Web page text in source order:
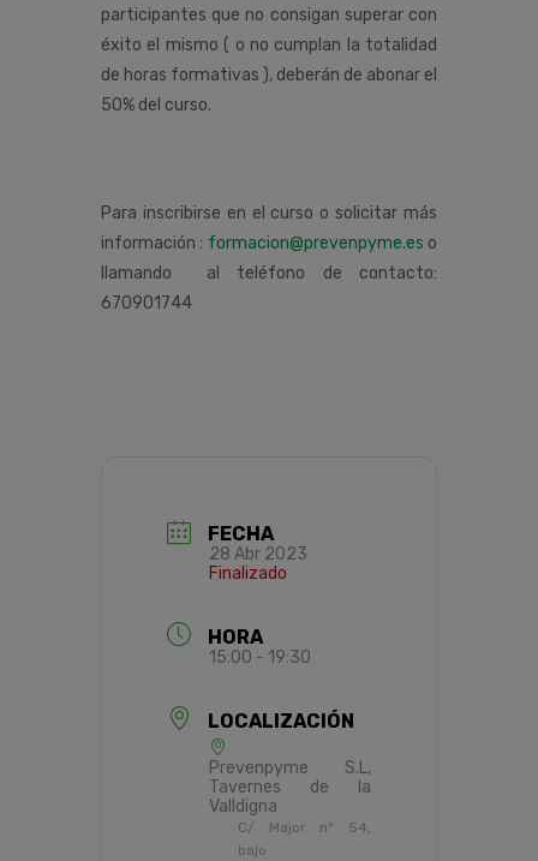
participantes que no consigan superar con
éxito el mismo ( o no cumplan la totalidad
de horas formativas ), deberán de abonar el
50% del curso.
Para inscribirse en el curso o solicitar más
información : formacion@prevenpyme.es o
llamando al teléfono de contacto:
670901744
FECHA
28 Abr 2023
Finalizado
HORA
15:00 - 19:30
LOCALIZACIÓN
Prevenpyme S.L,
Tavernes de la
Valldigna
C/ Major nº 54,
bajo